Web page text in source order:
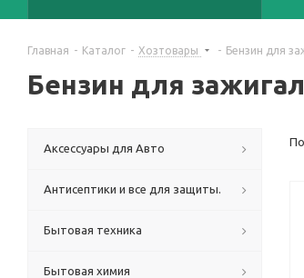
Главная - Каталог - Хозтовары - Бензин для
Бензин для
Аксессуары для Авто
Антисептики и все для защиты.
Бытовая техника
Бытовая химия